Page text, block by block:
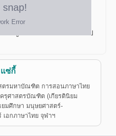
บจะเน้นทั้ง
รดู การพูด หลักภาษา และ
รณ์หรือ
ำคัญที่นักเรียนสามารถนำไป
ซ่กี้
ตรมหาบัณฑิต การสอนภาษาไทย
รุศาสตรบัณฑิต (เกียรตินิยม
มศึกษา มนุษยศาสตร์-
เอกภาษาไทย จุฬาฯ